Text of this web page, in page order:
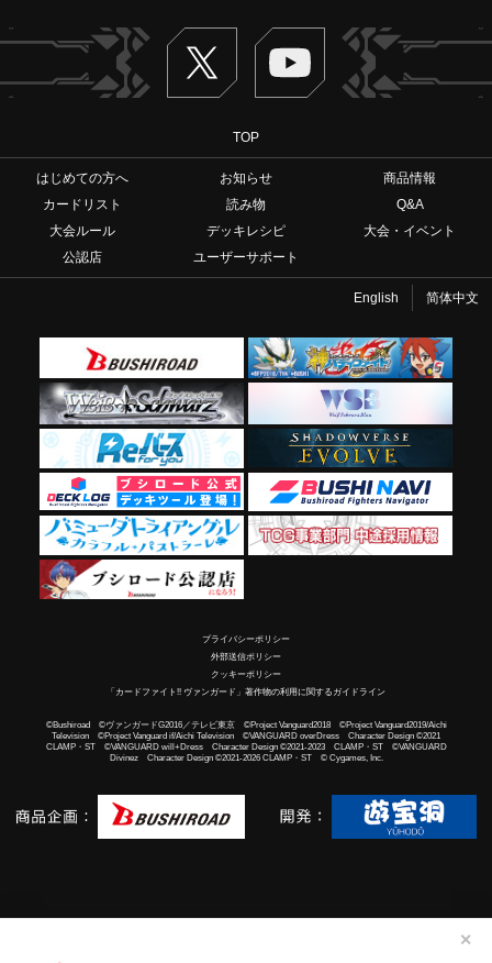
✕
Twitter ヴァンガードch
TOP
はじめての方へ お知らせ
商品情報
カードリスト
読み物
Q&A
大会ルール
デッキレシピ
大会・イベント
公認店
ユーザーサポート
English 简体中文
プライバシーポリシー
外部送信ポリシー
クッキーポリシー
「カードファイト!! ヴァンガード」著作物の利用に関するガイドライン
©Bushiroad ©ヴァンガードG2016／テレビ東京 ©Project Vanguard2018 ©Project Vanguard2019/Aichi
Television ©Project Vanguard if/Aichi Television ©VANGUARD overDress Character Design ©2021
CLAMP・ST ©VANGUARD will+Dress Character Design ©2021-2023 CLAMP・ST ©VANGUARD
Divinez Character Design ©2021-2026 CLAMP・ST © Cygames, Inc.